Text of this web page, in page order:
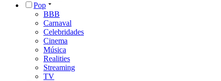
Pop
BBB
Carnaval
Celebridades
Cinema
Música
Realities
Streaming
TV